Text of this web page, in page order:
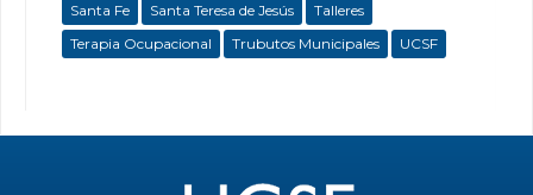
Santa Fe
Santa Teresa de Jesús
Talleres
Terapia Ocupacional
Trubutos Municipales UCSF